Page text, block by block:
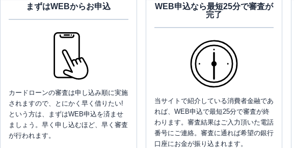
まずはWEBからお申込
カードローンの審査は申し込み順に実施
されますので、とにかく早く借りたい!
という方は、まずはWEB申込を済ませ
ましょう。早く申し込むほど、早く審査
が行われます。
WEB申込なら最短25分で審査が
完了
当サイトで紹介している消費者金融であ
れば、WEB申込で最短25分で審査が終
わります。審査結果はご入力頂いた電話
番号にご連絡。審査に通れば希望の銀行
口座にお金が振り込まれます。